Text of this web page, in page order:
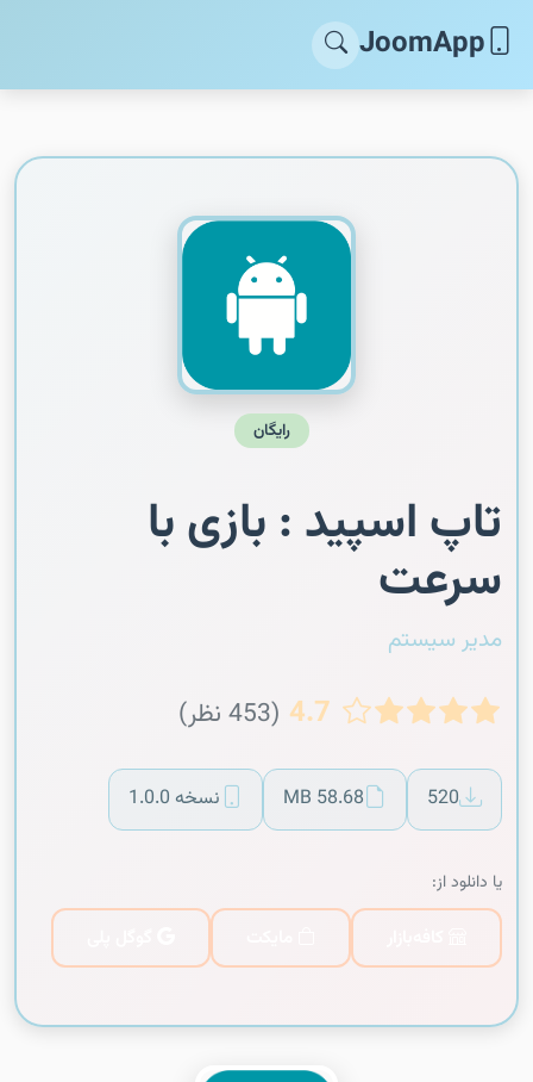
JoomApp
رایگان
تاپ اسپید : بازی با
سرعت
مدیر سیستم
4.7 (453 نظر)
520
58.68 MB نسخه 1.0.0
یا دانلود از: